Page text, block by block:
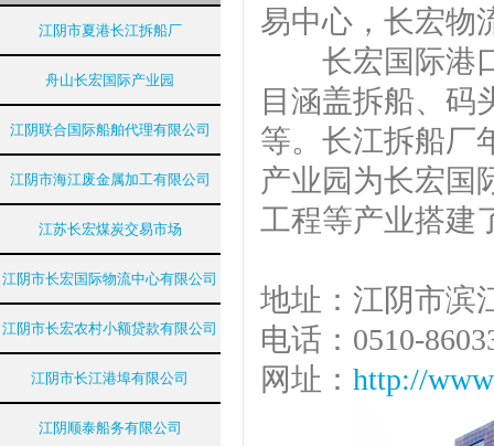
江阴市夏港长江拆船厂
舟山长宏国际产业园
江阴联合国际船舶代理有限公司
江阴市海江废金属加工有限公司
江苏长宏煤炭交易市场
江阴市长宏国际物流中心有限公司
江阴市长宏农村小额贷款有限公司
江阴市长江港埠有限公司
江阴顺泰船务有限公司
易中心，长宏物
长宏国际港口
目涵盖拆船、码
等。长江拆船厂
产业园为长宏国
工程等产业搭建
地址：江阴市滨
电话：0510-
网址： http://